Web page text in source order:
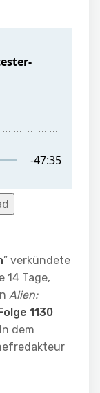
” verkündete
14 Tage,
Alien:
1130
dem